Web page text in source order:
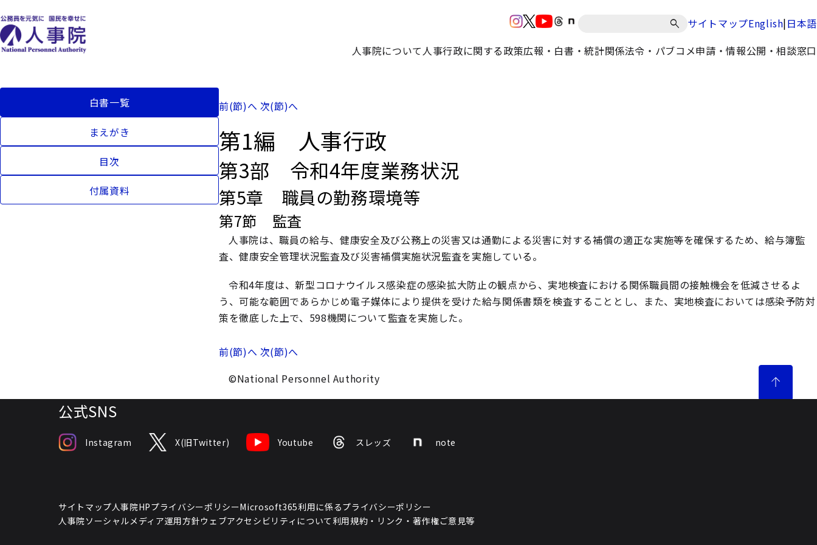
サイトマップEnglish|日本語
人事院について 人事行政に関する政策広報・白書・統計関係法令・パブコメ申請・情報公開・相談窓口
白書一覧
まえがき
目次
付属資料
前(節)へ 次(節)へ
第1編 人事行政
第3部 令和4年度業務状況
第5章 職員の勤務環境等
第7節 監査
人事院は、職員の給与、健康安全及び公務上の災害又は通勤による災害に対する補償の適正な実施等を確保するため、給与簿監
査、健康安全管理状況監査及び災害補償実施状況監査を実施している。
令和4年度は、新型コロナウイルス感染症の感染拡大防止の観点から、実地検査における関係職員間の接触機会を低減させるよ
う、可能な範囲であらかじめ電子媒体により提供を受けた給与関係書類を検査することとし、また、実地検査においては感染予防対
策を徹底した上で、598機関について監査を実施した。
前(節)へ 次(節)へ
©National Personnel Authority
公式SNS
Instagram X(旧Twitter) Youtube スレッズ note
サイトマップ人事院HPプライバシーポリシーMicrosoft365利用に係るプライバシーポリシー
人事院ソーシャルメディア運用方針ウェブアクセシビリティについて 利用規約・リンク・著作権ご意見等